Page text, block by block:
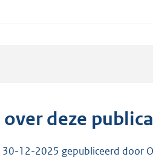
deze
30-12-2025 gepubliceerd door